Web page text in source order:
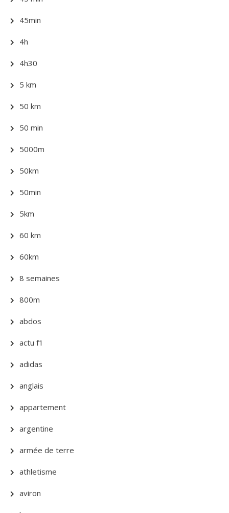
45min
4h
4h30
5 km
50 km
50 min
5000m
50km
50min
5km
60 km
60km
8 semaines
800m
abdos
actu f1
adidas
anglais
appartement
argentine
armée de terre
athletisme
aviron